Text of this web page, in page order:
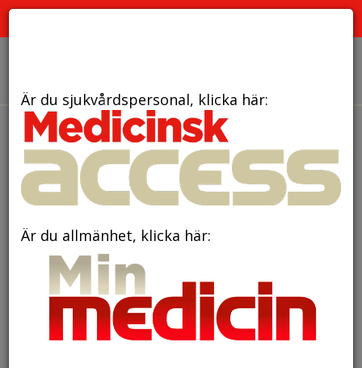
den 10 december 2025
Forskningsanslag till
projekt som kartlägger
proteiners holistiska bild och
drivkrafterna bakom cancer
Är du sjukvårdspersonal, klicka här:
Är du allmänhet, klicka här: